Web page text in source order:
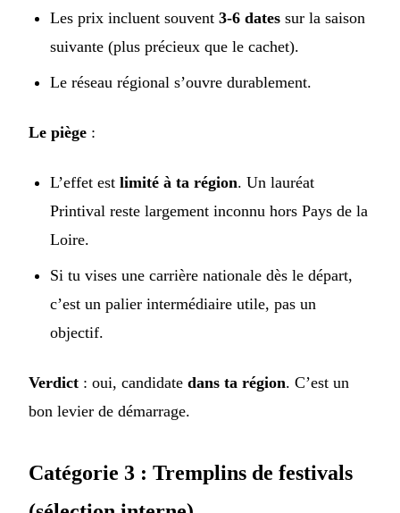
Les prix incluent souvent 3-6 dates sur la saison
suivante (plus précieux que le cachet).
Le réseau régional s’ouvre durablement.
Le piège :
L’effet est limité à ta région. Un lauréat
Printival reste largement inconnu hors Pays de la
Loire.
Si tu vises une carrière nationale dès le départ,
c’est un palier intermédiaire utile, pas un
objectif.
Verdict : oui, candidate dans ta région. C’est un
bon levier de démarrage.
Catégorie 3 : Tremplins de festivals